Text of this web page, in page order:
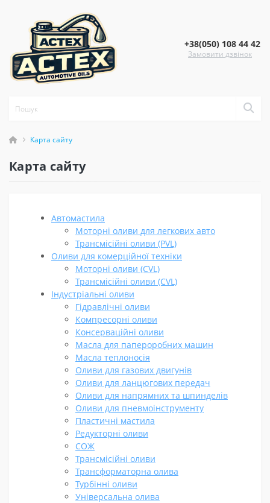
+38(050) 108 44 42
Замовити дзвінок
Карта сайту
Карта сайту
Автомастила
Моторні оливи для легкових авто
Трансмісійні оливи (PVL)
Оливи для комерційної техніки
Моторні оливи (CVL)
Трансмісійні оливи (CVL)
Індустріальні оливи
Гідравлічні оливи
Компресорні оливи
Консерваційні оливи
Масла для папероробних машин
Масла теплоносія
Оливи для газових двигунів
Оливи для ланцюгових передач
Оливи для напрямних та шпинделів
Оливи для пневмоінструменту
Пластичні мастила
Редукторні оливи
СОЖ
Трансмісійні оливи
Трансформаторна олива
Турбінні оливи
Універсальна олива